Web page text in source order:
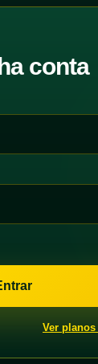
conta
Ver